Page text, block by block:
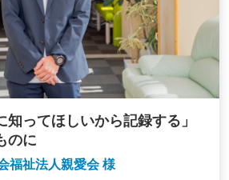
ってほしいから記録する」
のに
福祉法人親愛会 様